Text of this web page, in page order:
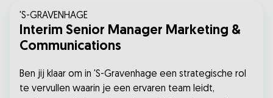
'S-GRAVENHAGE
Interim Senior Manager Marketing &
Communications
Ben jij klaar om in 'S-Gravenhage een strategische rol
te vervullen waarin je een ervaren team leidt,